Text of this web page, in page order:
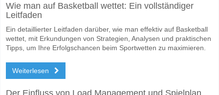
Wie man auf Basketball wettet: Ein vollständiger
Leitfaden
Ein detaillierter Leitfaden darüber, wie man effektiv auf Basketball
wettet, mit Erkundungen von Strategien, Analysen und praktischen
Tipps, um Ihre Erfolgschancen beim Sportwetten zu maximieren.
Weiterlesen
Der Einfluss von Load Management und Spielplan